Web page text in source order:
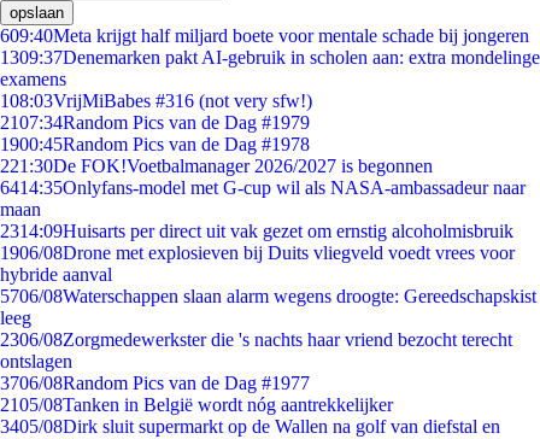
opslaan
609:40Meta krijgt half miljard boete voor mentale schade bij jongeren
1309:37Denemarken pakt AI-gebruik in scholen aan: extra mondelinge
examens
108:03VrijMiBabes #316 (not very sfw!)
2107:34Random Pics van de Dag #1979
1900:45Random Pics van de Dag #1978
221:30De FOK!Voetbalmanager 2026/2027 is begonnen
6414:35Onlyfans-model met G-cup wil als NASA-ambassadeur naar
maan
2314:09Huisarts per direct uit vak gezet om ernstig alcoholmisbruik
1906/08Drone met explosieven bij Duits vliegveld voedt vrees voor
hybride aanval
5706/08Waterschappen slaan alarm wegens droogte: Gereedschapskist
leeg
2306/08Zorgmedewerkster die 's nachts haar vriend bezocht terecht
ontslagen
3706/08Random Pics van de Dag #1977
2105/08Tanken in België wordt nóg aantrekkelijker
3405/08Dirk sluit supermarkt op de Wallen na golf van diefstal en